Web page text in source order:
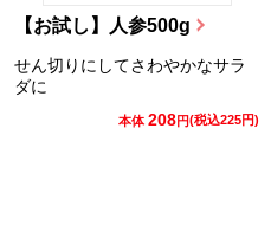
【お試し】人参500g
せん切りにしてさわやかなサラ
ダに
本体 208円(税込225円)